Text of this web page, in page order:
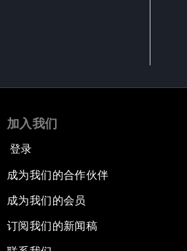
加入我们
登录
成为我们的合作伙伴
成为我们的会员
订阅我们的新闻稿